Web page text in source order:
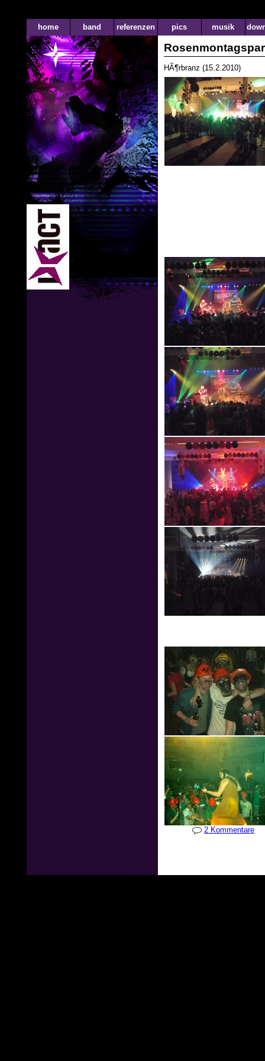
home band referenzen pics musik
HÃ¶rbranz (15.2.2010)
2 Kommentare